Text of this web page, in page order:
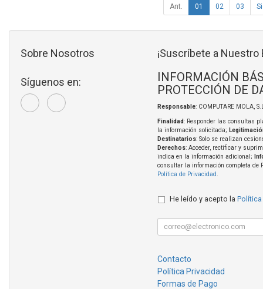
Ant. 01 02 03
Sobre Nosotros
Síguenos en:
¡Suscríbete a Nuestro
INFORMACIÓN
PROTECCIÓN DE
Responsable: COMPUTARE MOLA,
Finalidad: Responder las consultas
la información solicitada;
Destinatarios: Solo se realizan
Derechos: Acceder, rectificar y
indica en la información adicional;
consultar la información completa de
Política de Privacidad.
He leído y acepto la Política
Contacto
Política Privacidad
Formas de Pago